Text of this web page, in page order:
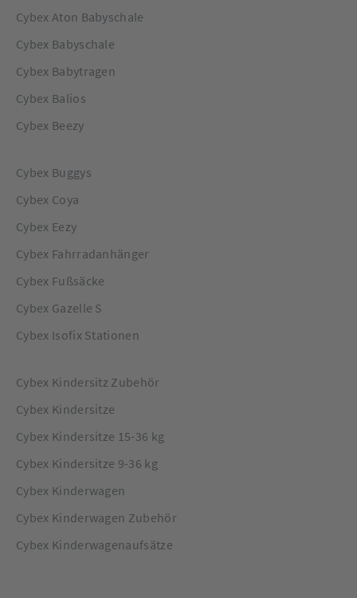
Cybex Aton Babyschale
Cybex Babyschale
Cybex Babytragen
Cybex Balios
Cybex Beezy
Cybex Buggys
Cybex Coya
Cybex Eezy
Cybex Fahrradanhänger
Cybex Fußsäcke
Cybex Gazelle S
Cybex Isofix Stationen
Cybex Kindersitz Zubehör
Cybex Kindersitze
Cybex Kindersitze 15-36 kg
Cybex Kindersitze 9-36 kg
Cybex Kinderwagen
Cybex Kinderwagen Zubehör
Cybex Kinderwagenaufsätze